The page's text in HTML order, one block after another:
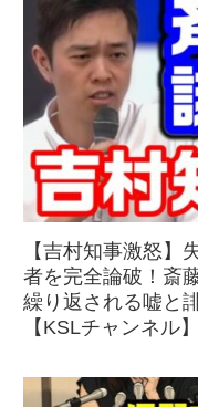
【吉村知事激怒】
者を完全論破！斎
繰り返される嘘と
【KSLチャンネル】